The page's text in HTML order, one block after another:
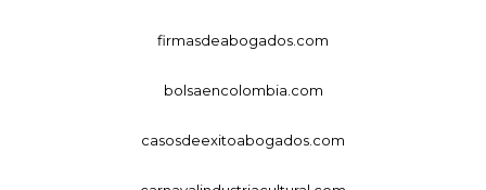
firmasdeabogados.com
bolsaencolombia.com
casosdeexitoabogados.com